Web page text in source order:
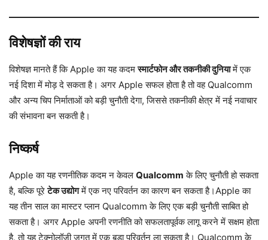
विशेषज्ञों की राय
विशेषज्ञ मानते हैं कि Apple का यह कदमस्मार्टफोन और तकनीकी दुनियामें एक
नई दिशा में मोड़ दे सकता है। अगर Apple सफल होता है तो वह Qualcomm
और अन्य चिप निर्माताओं को बड़ी चुनौती देगा, जिससे तकनीकी क्षेत्र में नई नवाचार
की संभावना बन सकती है।
निष्कर्ष
Apple का यह रणनीतिक कदम न केवल Qualcomm के लिए चुनौती हो सकता
है, बल्कि पूरेटेक उद्योगमें एक नए परिवर्तन का कारण बन सकता है।Apple का
यह तीन साल का मास्टर प्लान Qualcomm के लिए एक बड़ी चुनौती साबित हो
सकता है। अगर Apple अपनी रणनीति को सफलतापूर्वक लागू करने में सक्षम होता
है, तो यह टेक्नोलॉजी जगत में एक बड़ा परिवर्तन ला सकता है। Qualcomm के